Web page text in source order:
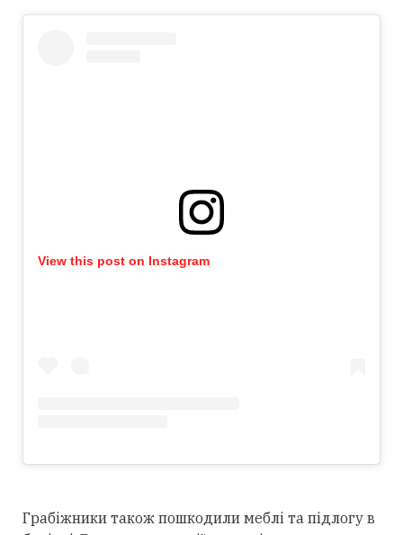
View this post on Instagram
Грабіжники також пошкодили меблі та підлогу в